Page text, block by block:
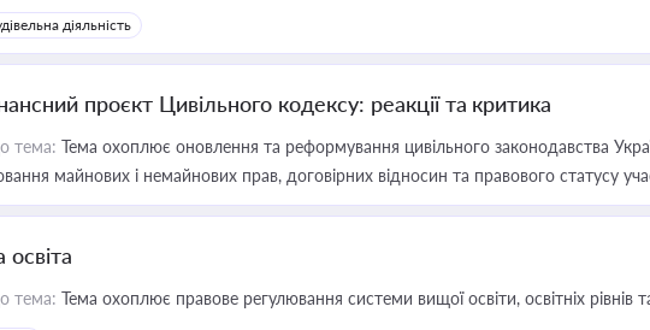
діяльність
проєкт Цивільного кодексу: реакції та критика
тема: Тема охоплює оновлення та реформування цивільного законодавства
майнових і немайнових прав, договірних відносин та правового статусу
тема: Тема охоплює правове регулювання системи вищої освіти, освітніх рівнів та